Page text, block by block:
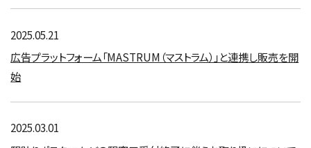
2025.05.21
広告プラットフォーム「MASTRUM（マストラム）」と連携し販売を開
始
2025.03.01